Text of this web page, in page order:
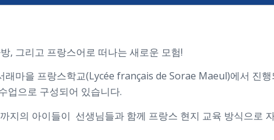
, 그리고 프랑스어로 떠나는 새로운 모험!
래마을 프랑스학교(Lycée français de Sorae Maeul)에서 진
업으로 구성되어 있습니다.
지의 아이들이 선생님들과 함께 프랑스 현지 교육 방식으로